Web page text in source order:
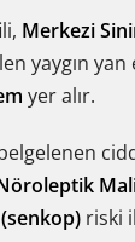
Merkezi
yaygın yan
yer alır.
riski